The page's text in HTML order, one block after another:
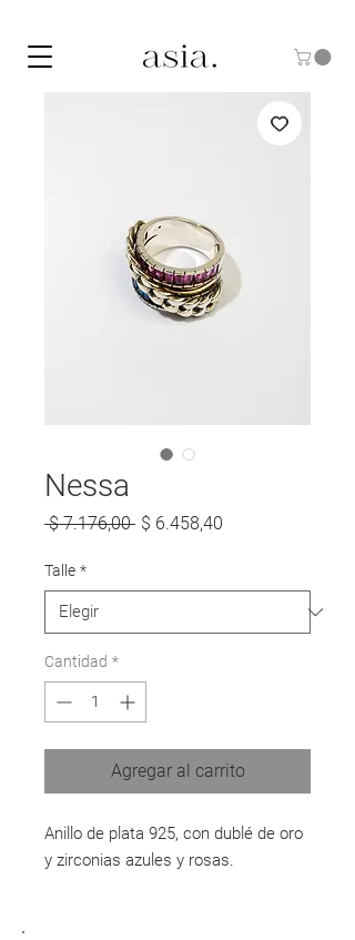
Nessa
$ 7.176,00 Precio
$ 6.458,40
Talle *
Cantidad *
Agregar al carrito
Anillo de plata 925, con dublé de oro
y zirconias azules y rosas.